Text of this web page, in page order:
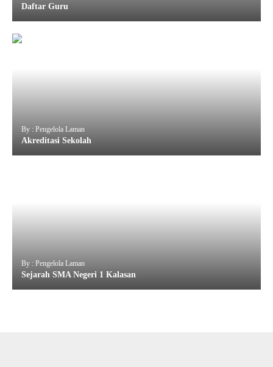
Daftar Guru
By : Pengelola Laman
Akreditasi Sekolah
By : Pengelola Laman
Sejarah SMA Negeri 1 Kalasan